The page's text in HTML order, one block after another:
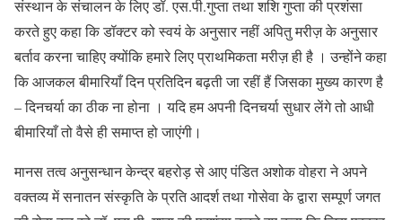
संस्थान के संचालन के लिए डॉ. एस.पी.गुप्ता तथा शशि गुप्ता की प्रशंसा
करते हुए कहा कि डॉक्टर को स्वयं के अनुसार नहीं अपितु मरीज़ के अनुसार
बर्ताव करना चाहिए क्योंकि हमारे लिए प्राथमिकता मरीज़ ही है । उन्होंने कहा
कि आजकल बीमारियाँ दिन प्रतिदिन बढ़ती जा रहीं हैं जिसका मुख्य कारण है
– दिनचर्या का ठीक ना होना । यदि हम अपनी दिनचर्या सुधार लेंगे तो आधी
बीमारियाँ तो वैसे ही समाप्त हो जाएंगी।
मानस तत्व अनुसन्धान केन्द्र बहरोड़ से आए पंडित अशोक वोहरा ने अपने
वक्तव्य में सनातन संस्कृति के प्रति आदर्श तथा गोसेवा के द्वारा सम्पूर्ण जगत